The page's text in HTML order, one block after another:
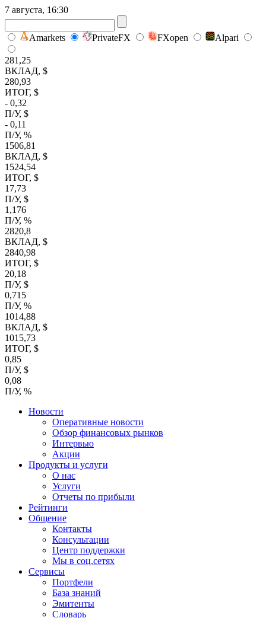
7 августа, 16:30
Amarkets PrivateFX FXopen Alpari
281,25
ВКЛАД, $
280,93
ИТОГ, $
- 0,32
П/У, $
- 0,11
П/У, %
1506,81
ВКЛАД, $
1524,54
ИТОГ, $
17,73
П/У, $
1,176
П/У, %
2820,8
ВКЛАД, $
2840,98
ИТОГ, $
20,18
П/У, $
0,715
П/У, %
1014,88
ВКЛАД, $
1015,73
ИТОГ, $
0,85
П/У, $
0,08
П/У, %
Новости
Оперативные новости
Обзор финансовых рынков
Интервью
Акции
Продукты и услуги
О нас
Услуги
Отчеты по прибыли
Рейтинги
Общение
Контакты
Консультации
Центр поддержки
Мы в соц.сетях
Сервисы
Портфели
База знаний
Эмитенты
Словарь